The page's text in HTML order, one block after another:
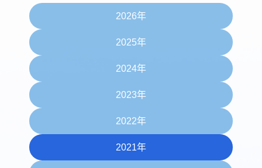
2026年
2025年
2024年
2023年
2022年
2021年